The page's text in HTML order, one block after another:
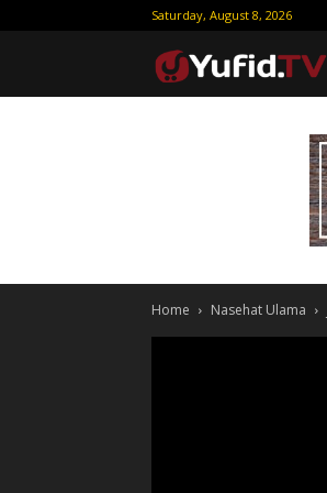
Saturday, August 8, 2026
Home Nasehat Ulama